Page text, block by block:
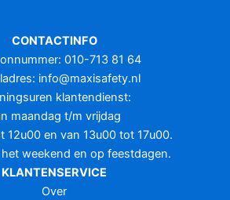
CONTACTINFO
010-713 81 64
info@maxisafety.nl
klantendienst:
maandag t/m vrijdag
12u00 en van 13u00 tot 17u00.
weekend en op feestdagen.
KLANTENSERVICE
Over